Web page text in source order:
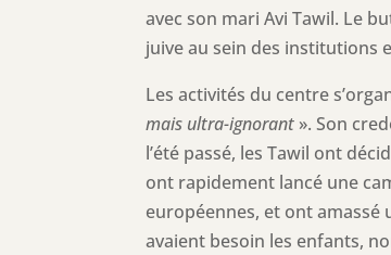
avec son mari Avi Tawil. Le
juive au sein des institutions
Les activités du centre
mais ultra-ignorant ». Son
l’été passé, les Tawil ont
ont rapidement lancé une
européennes, et ont
avaient besoin les enfants,